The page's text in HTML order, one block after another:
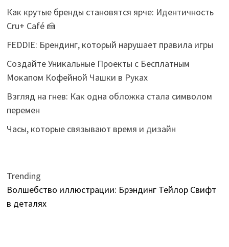
Как крутые бренды становятся ярче: Идентичность
Cru+ Café 🍰
FEDDIE: Брендинг, который нарушает правила игры
Создайте Уникальные Проекты с Бесплатным
Мокапом Кофейной Чашки в Руках
Взгляд на гнев: Как одна обложка стала символом
перемен
Часы, которые связывают время и дизайн
Trending
Волшебство иллюстрации: Брэндинг Тейлор Свифт
в деталях